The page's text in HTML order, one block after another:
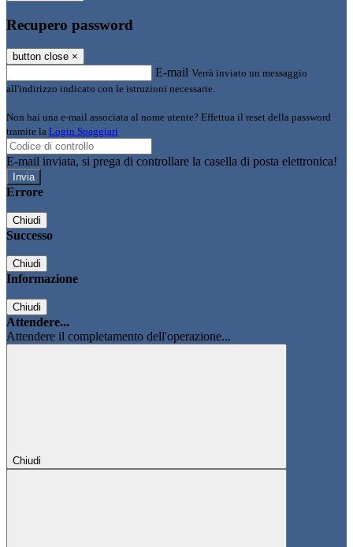
Recupero password
button close ×
E-mail Verrà inviato un messaggio
all'indirizzo indicato con le istruzioni necessarie.
Non hai una e-mail associata al nome utente? Effettua il reset della password
tramite la Login Spaggiari
E-mail inviata, si prega di controllare la casella di posta elettronica!
Errore
Chiudi
Successo
Chiudi
Informazione
Chiudi
Attendere...
Attendere il completamento dell'operazione...
Chiudi